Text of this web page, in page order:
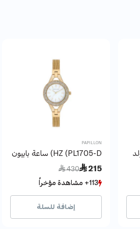
PAPILLON
HZ (PL1705-D) ساعة بابيون
 215
Price reduced from
 430
to
113+ مشاهدة مؤخراً
20+ بيع مؤخراً
113+ مشاهدة مؤخراً
20+ بيع مؤخراً
إضافة للسلة